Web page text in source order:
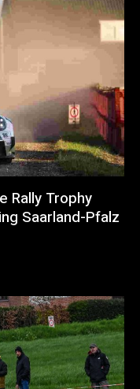
Rally Trophy
Saarland-Pfalz